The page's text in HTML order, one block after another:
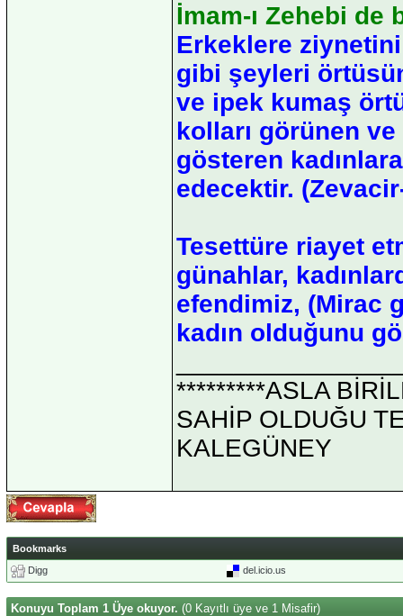
İmam-ı Zehebi de
Erkeklere
gibi şeyleri
ve ipek kumaş
kolları görünen
gösteren
edecektir.
Tesettüre riayet
günahlar,
efendimiz, (Mirac
kadın olduğunu
*********ASLA
SAHİP OLDUĞU
KALEGÜNEY
Bookmarks
Digg
del.icio.us
Konuyu Toplam 1 Üye okuyor. (0 Kayıtlı üye ve 1 Misafir)